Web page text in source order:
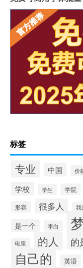
标签
专业 中国 价
学校 学生 学院
形容 很多人 我
是一个
李白
电脑 的人 的
自己的 英语